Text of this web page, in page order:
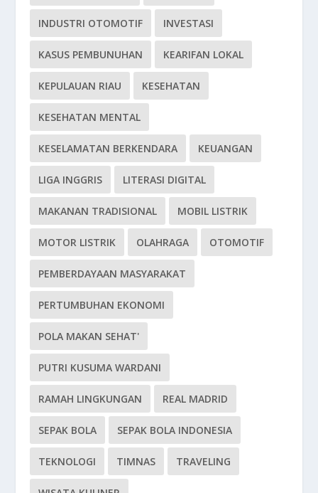
INDUSTRI OTOMOTIF INVESTASI
KASUS PEMBUNUHAN KEARIFAN LOKAL
KEPULAUAN RIAU KESEHATAN
KESEHATAN MENTAL
KESELAMATAN BERKENDARA KEUANGAN
LIGA INGGRIS LITERASI DIGITAL
MAKANAN TRADISIONAL MOBIL LISTRIK
MOTOR LISTRIK OLAHRAGA OTOMOTIF
PEMBERDAYAAN MASYARAKAT
PERTUMBUHAN EKONOMI
POLA MAKAN SEHAT'
PUTRI KUSUMA WARDANI
RAMAH LINGKUNGAN REAL MADRID
SEPAK BOLA SEPAK BOLA INDONESIA
TEKNOLOGI TIMNAS TRAVELING